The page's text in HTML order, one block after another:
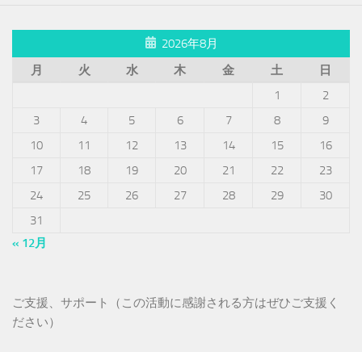
2026年8月
月
火 水 木 金 土
日
1
2
3
4 5 6 7 8
9
10
11 12 13 14 15
16
17
18 19 20 21 22
23
24
25 26 27 28 29
30
31
« 12月
ご支援、サポート（この活動に感謝される方はぜひご支援く
ださい）